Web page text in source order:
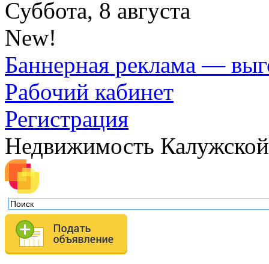
Суббота, 8 августа
New!
Баннерная реклама —
Рабочий кабинет
Регистрация
Недвижимость